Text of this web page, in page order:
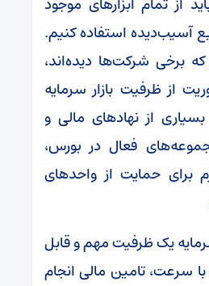
آسیب‌دیده استفاده کنیم.
برخی شرکت‌ها دیده‌اند،
از ظرفیت بازار سرمایه
از نهادهای مالی و
فعال در بورس،
برای حمایت از واحدهای
سرمایه یک ظرفیت مهم و قابل
سرعت، تامین مالی انجام